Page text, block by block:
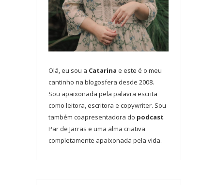
Olá, eu sou a Catarina e este é o meu
cantinho na blogosfera desde 2008.
Sou apaixonada pela palavra escrita
como leitora, escritora e copywriter. Sou
também coapresentadora do podcast
Par de Jarras e uma alma criativa
completamente apaixonada pela vida.